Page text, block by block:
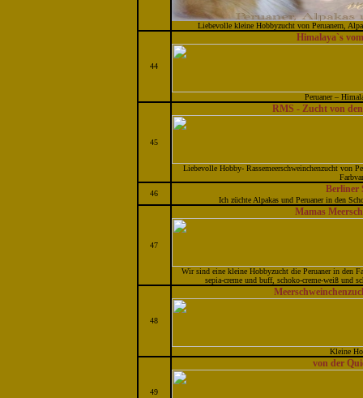
Liebevolle kleine Hobbyzucht von Peruanern,
44
Himalaya`s
Peruaner –
45
RMS - Zucht von
Liebevolle Hobby- Rassemeerschweinchenzucht von
46
Berliner
Ich züchte Alpakas und Peruaner in den
47
Mamas
Wir sind eine kleine Hobbyzucht die Peruaner in den
sepia-creme und buff, schoko-creme-weiß und
48
Kleine
49
von der